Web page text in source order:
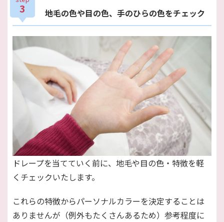
3 地毛の色や目の色、手のひらの色をチェック
ドレープを当てていく前に、地毛や目の色・特徴を軽
くチェックいたします。
これらの特徴からパーソナルカラーを決定することは
ありませんが（例外もたくさんあるため）参考程度に